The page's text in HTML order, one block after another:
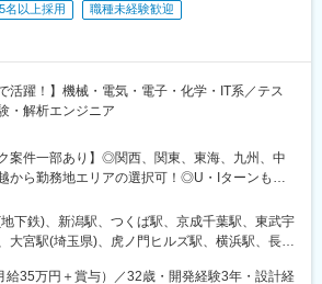
屋駅、弥生が丘駅、宮崎駅、南鹿児島駅、さっ
番町駅、千葉駅、虎ノ門駅、神奈川駅、市役所
岡駅、第一通り駅、近鉄名古屋駅、金沢駅、中
)、姫路駅、岡山駅前駅、胡町駅、高松築港駅、天
、南公園駅、湊川駅、小路駅、常盤駅(岡山県)、
一丁目駅、ＪＲ難波駅、観月橋駅、海老江駅、中
駅、甘木駅(甘木鉄道線)、住之江公園駅、上前津
平沼橋駅、国道駅、蒔田駅、赤羽岩淵駅、セン
公園駅、本笠寺駅、自由ケ丘駅(愛知県)、出島
あおば通駅、新千葉駅、神谷町駅、新高島駅、
駅、名鉄名古屋駅、梅田駅(地下鉄)、富山駅、京
宮駅、西川緑道公園駅、銀山町駅、西鉄福岡
5名以上採用
職種未経験歓迎
活躍！】機械・電気・電子・化学・IT系／テス
・解析エンジニア
案件一部あり】◎関西、関東、東海、九州、中
から勤務地エリアの選択可！◎U・Iターンも歓
額負担・家賃95％補助など制度も完備！）■関
京都、兵庫、奈良、和歌山、滋賀）■関東エリア
千葉、埼玉、栃木、茨城、群馬など）■東海エリ
、岡山、愛媛など）■東北エリア（宮城、福島な
下鉄)、新潟駅、つくば駅、京成千葉駅、東武宇
大宮駅(埼玉県)、虎ノ門ヒルズ駅、横浜駅、長野
社前駅、烏丸駅、三宮駅(神戸新交通)、山陽姫
給35万円＋賞与）／32歳・開発経験3年・設計経